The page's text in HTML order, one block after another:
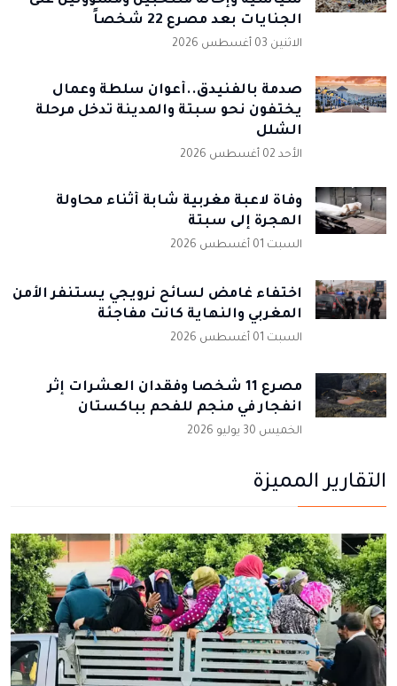
الجنايات بعد مصرع 22 شخصاً
الاثنين 03 أغسطس 2026
صدمة بالفنيدق..أعوان سلطة وعمال
يختفون نحو سبتة والمدينة تدخل مرحلة
الشلل
الأحد 02 أغسطس 2026
وفاة لاعبة مغربية شابة أثناء محاولة
الهجرة إلى سبتة
السبت 01 أغسطس 2026
اختفاء غامض لسائح نرويجي يستنفر الأمن
المغربي والنهاية كانت مفاجئة
السبت 01 أغسطس 2026
مصرع 11 شخصا وفقدان العشرات إثر
انفجار في منجم للفحم بباكستان
الخميس 30 يوليو 2026
التقارير المميزة